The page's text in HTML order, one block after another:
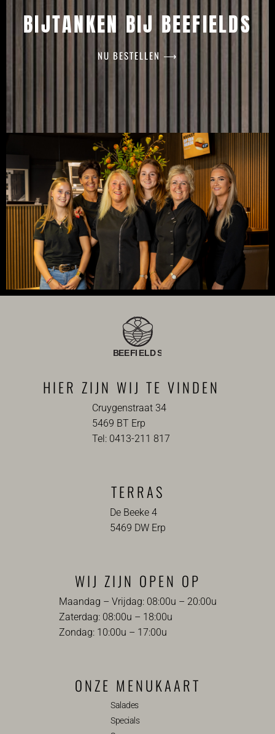
BIJTANKEN BIJ BEEFIELDS
NU BESTELLEN ⟶
HIER ZIJN WIJ TE VINDEN
Cruygenstraat 34
5469 BT Erp
Tel: 0413-211 817
TERRAS
De Beeke 4
5469 DW Erp
WIJ ZIJN OPEN OP
Maandag – Vrijdag: 08:00u – 20:00u
Zaterdag: 08:00u – 18:00u
Zondag: 10:00u – 17:00u
ONZE MENUKAART
Salades
Specials